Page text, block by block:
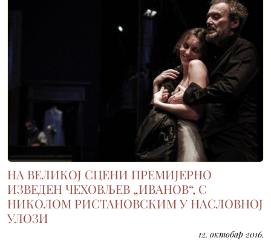
НА ВЕЛИКОЈ СЦЕНИ ПРЕМИЈЕРНО
ИЗВЕДЕН ЧЕХОВЉЕВ „ИВАНОВ“, С
НИКОЛОМ РИСТАНОВСКИМ У НАСЛОВНОЈ
УЛОЗИ
12. октобар 2016.